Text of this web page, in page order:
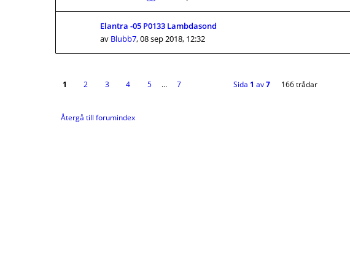
Elantra -05 P0133 Lambdasond
av Blubb7,08 sep 2018, 12:32
1 2 3 4 5 … 7 Sida 1 av7 166 trådar
Återgå till forumindex